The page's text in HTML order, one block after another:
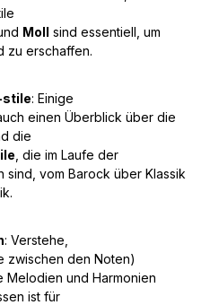
Moll sind essentiell, um
zu erschaffen.
stile: Einige
einen Überblick über die
die
, die im Laufe der
sind, vom Barock über Klassik
: Verstehe,
zwischen den Noten)
und Harmonien
ist für